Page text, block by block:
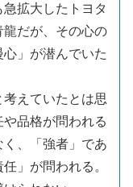
拡大したトヨタ
だが、その心の
」が潜んでいた
考えていたとは思
品格が問われる
、「強者」であ
」が問われる。